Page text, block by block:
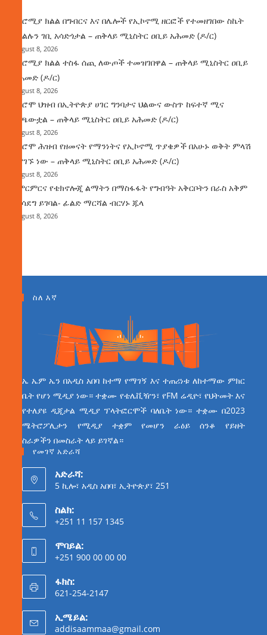
በኦሮሚያ ክልል በግብርና እና በሌሎች የኢኮኖሚ ዘርፎች የተመዘገበው ስኬት
የክልሉን ገቢ አሳድጎታል – ጠቅላይ ሚኒስትር ዐቢይ አሕመድ (ዶ/ር)
August 8, 2026
በኦሮሚያ ክልል ተስፋ ሰጪ ለውጦች ተመዝገበዋል – ጠቅላይ ሚኒስትር ዐቢይ
አሕመድ (ዶ/ር)
August 8, 2026
የኦሮሞ ህዝብ በኢትዮጵያ ሀገር ግንባታና ህልውና ውስጥ ከፍተኛ ሚና
ተጫውቷል – ጠቅላይ ሚኒስትር ዐቢይ አሕመድ (ዶ/ር)
August 8, 2026
የኦሮሞ ሕዝብ የዘመናት የማንነትና የኢኮኖሚ ጥያቄዎች በአሁኑ ወቅት ምላሽ
እያገኙ ነው – ጠቅላይ ሚኒስትር ዐቢይ አሕመድ (ዶ/ር)
August 8, 2026
የምርምርና የቴክኖሎጂ ልማትን በማስፋፋት የግብዓት አቅርቦትን በራስ አቅም
ማሳደግ ይገባል- ፊልድ ማርሻል ብርሃኑ ጁላ
August 8, 2026
ስለ እኛ
ኤ ኤም ኤን በአዲስ አበባ ከተማ የማገኝ እና ተጠሪነቱ ለከተማው ምክር
ቤት የሆነ ሚዲያ ነው። ተቋሙ የቴሌቪዥን፣ የFM ሬዲዮ፣ የህትመት እና
የተለያዩ ዲጂታል ሚዲያ ፕላትፎርሞች ባለቤት ነው። ተቋሙ በ2023
ሜትሮፖሊታን የሚዲያ ተቋም የመሆን ራዕይ ሰንቆ የይዘት
ስራዎችን በመስራት ላይ ይገኛል።
የመገኛ አድራሻ
አድራሻ:
5 ኪሎ፣ አዲስ አበባ፣ ኢትዮጵያ፣ 251
ስልክ:
+251 11 157 1345
ሞባይል:
+251 900 00 00 00
ፋክስ:
621-254-2147
ኢሜይል:
addisaammaa@gmail.com